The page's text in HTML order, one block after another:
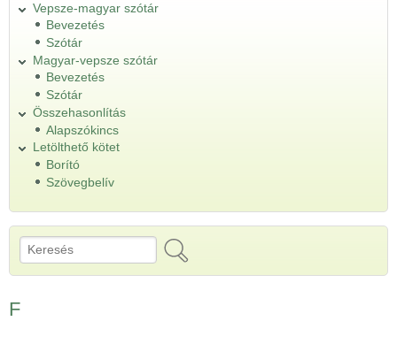
Vepsze-magyar szótár
Bevezetés
Szótár
Magyar-vepsze szótár
Bevezetés
Szótár
Összehasonlítás
Alapszókincs
Letölthető kötet
Borító
Szövegbelív
Keresés űrlap
Keresés
F